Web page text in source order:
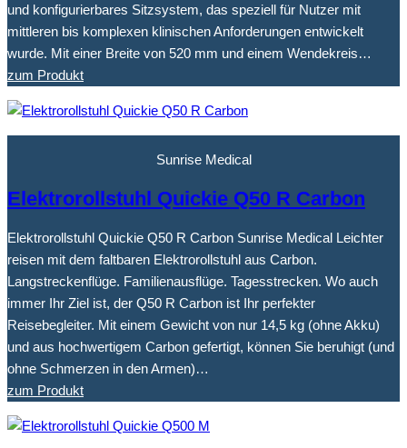
und konfigurierbares Sitzsystem, das speziell für Nutzer mit
mittleren bis komplexen klinischen Anforderungen entwickelt
wurde. Mit einer Breite von 520 mm und einem Wendekreis…
zum Produkt
Sunrise Medical
Elektrorollstuhl Quickie Q50 R Carbon
Elektrorollstuhl Quickie Q50 R Carbon Sunrise Medical Leichter
reisen mit dem faltbaren Elektrorollstuhl aus Carbon.
Langstreckenflüge. Familienausflüge. Tagesstrecken. Wo auch
immer Ihr Ziel ist, der Q50 R Carbon ist Ihr perfekter
Reisebegleiter. Mit einem Gewicht von nur 14,5 kg (ohne Akku)
und aus hochwertigem Carbon gefertigt, können Sie beruhigt (und
ohne Schmerzen in den Armen)…
zum Produkt